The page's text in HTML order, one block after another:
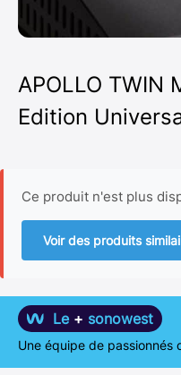
APOLLO TWIN
Edition
Ce produit n'est plus
Voir des produits
Le + sonowest
Une équipe de passionnés